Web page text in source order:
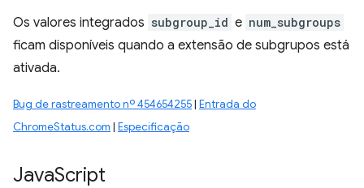
Os valores integrados subgroup_id e num_subgroups
ficam disponíveis quando a extensão de subgrupos está
ativada.
Bug de rastreamento nº 454654255| Entrada do
ChromeStatus.com | Especificação
JavaScript